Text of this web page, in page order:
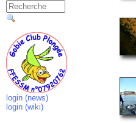
login (news)
login (wiki)